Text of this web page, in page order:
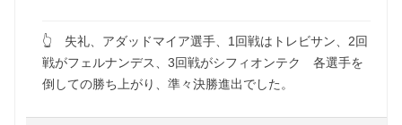
👆 失礼、アダッドマイア選手、1回戦はトレビサン、2回
戦がフェルナンデス、3回戦がシフィオンテク 各選手を
倒しての勝ち上がり、準々決勝進出でした。